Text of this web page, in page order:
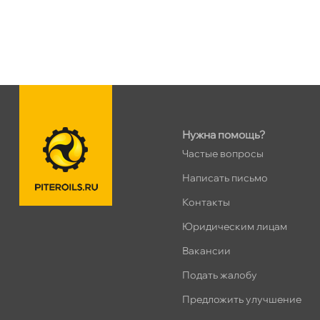
ПН–ВС
Сегодня, бесплатно
пр.Просвещения 72
Нужна помощь?
Частые вопросы
Написать письмо
Контакты
Юридическим лицам
акансии
Подать жалобу
Предложить улучшение